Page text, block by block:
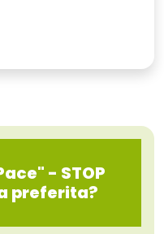
- STOP
preferita?